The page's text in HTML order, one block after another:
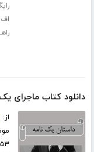
اف
دانلود کتاب ماجرای
از:
۱۵۳